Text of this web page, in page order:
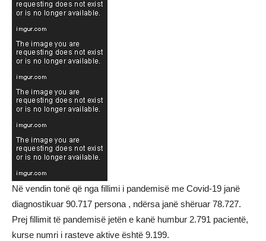
Në vendin tonë që nga fillimi i pandemisë me Covid-19 janë
diagnostikuar 90.717 persona , ndërsa janë shëruar 78.727.
Prej fillimit të pandemisë jetën e kanë humbur 2.791 pacientë,
kurse numri i rasteve aktive është 9.199.